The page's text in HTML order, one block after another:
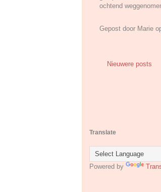
ochtend
Gepost door Marie
Nieuwere posts
Translate
Powered by